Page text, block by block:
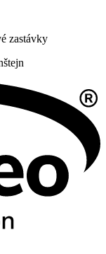
zastávky